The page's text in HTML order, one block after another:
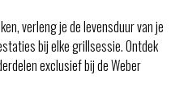
verleng je de levensduur van je
bij elke grillsessie. Ontdek
exclusief bij de Weber